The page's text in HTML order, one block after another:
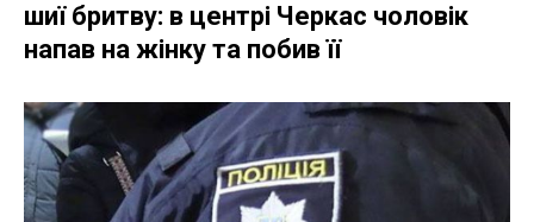
шиї бритву: в центрі Черкас чоловік
напав на жінку та побив її